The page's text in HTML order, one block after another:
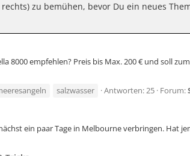
zu bemühen, bevor Du ein neues
empfehlen? Preis bis Max. 200 € und soll
salzwasser Antworten: 25 Forum:
ein paar Tage in Melbourne verbringen. Hat